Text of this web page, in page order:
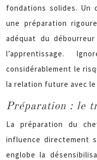
fondations solides. Un
une préparation
adéquat du
l’apprentissage.
considérablement le
la relation future avec le
Préparation : le
La préparation du
influence directement
englobe la